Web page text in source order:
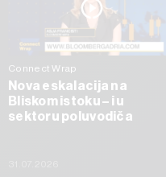
Connect Wrap
Nova eskalacija na
Bliskom istoku – i u
sektoru poluvodiča